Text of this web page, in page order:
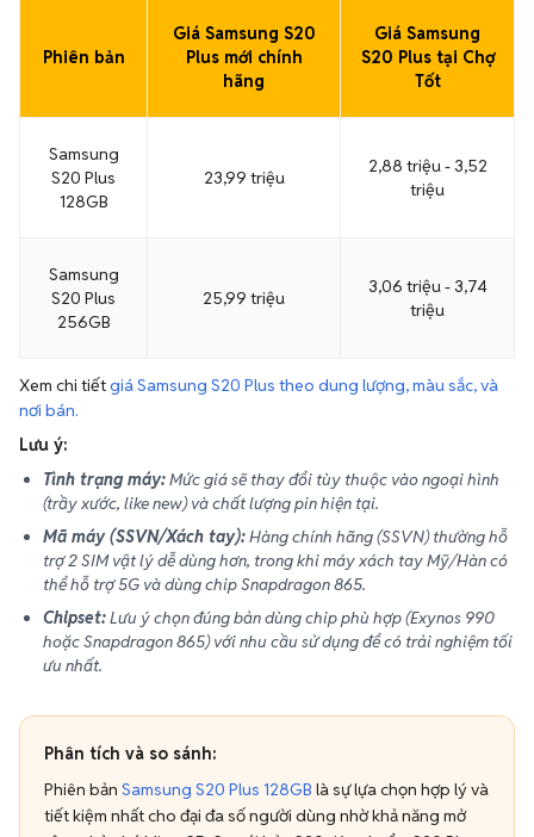
Phiên bản
Giá Samsung S20
Plus mới chính
hãng
Giá Samsung
S20 Plus tại Chợ
Tốt
Samsung
S20 Plus
128GB
23,99 triệu
2,88 triệu - 3,52
triệu
Samsung
S20 Plus
256GB
25,99 triệu
3,06 triệu - 3,74
triệu
Xem chi tiếtgiá Samsung S20 Plus theo dung lượng, màu sắc, và
nơi bán.
Lưu ý:
Tình trạng máy:Mức giá sẽ thay đổi tùy thuộc vào ngoại hình
(trầy xước, like new) và chất lượng pin hiện tại.
Mã máy (SSVN/Xách tay):Hàng chính hãng (SSVN) thường hỗ
trợ 2 SIM vật lý dễ dùng hơn, trong khi máy xách tay Mỹ/Hàn có
thể hỗ trợ 5G và dùng chip Snapdragon 865.
Chipset:Lưu ý chọn đúng bản dùng chip phù hợp (Exynos 990
hoặc Snapdragon 865) với nhu cầu sử dụng để có trải nghiệm tối
ưu nhất.
Phân tích và so sánh:
Phiên bản Samsung S20 Plus 128GB là sự lựa chọn hợp lý và
tiết kiệm nhất cho đại đa số người dùng nhờ khả năng mở